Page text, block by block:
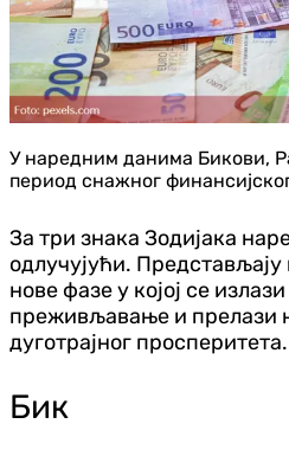
У наредним данима Бикови,
период снажног
За три знака Зодијака
одлучујући.
нове фазе у којој се
преживљавање и прелази
дуготрајног просперитета.
Бик